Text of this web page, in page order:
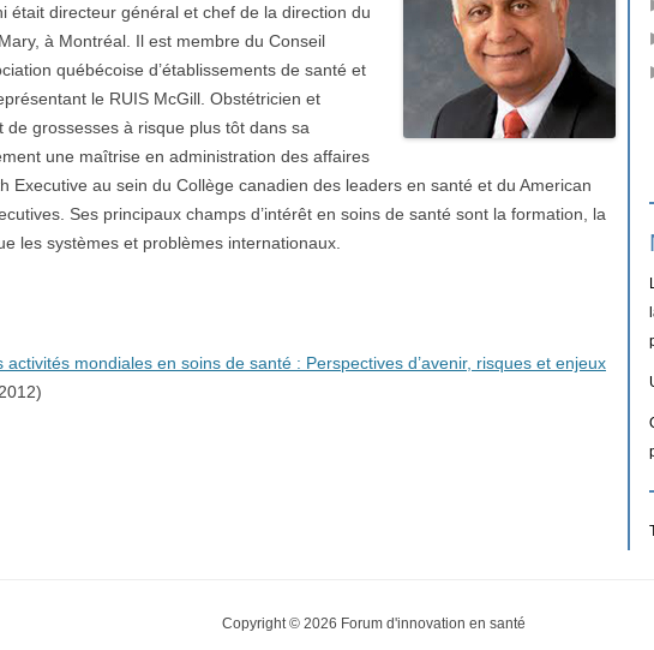
était directeur général et chef de la direction du
à Montréal. Il est membre du Conseil
québécoise d’établissements de santé et
le RUIS McGill. Obstétricien et
de grossesses à risque plus tôt dans sa
une maîtrise en administration des affaires
Executive au sein du Collège canadien des leaders en santé et du American
Ses principaux champs d’intérêt en soins de santé sont la formation, la
les systèmes et problèmes internationaux.
activités mondiales en soins de santé : Perspectives d’avenir, risques et enjeux
Copyright © 2026 Forum d'innovation en santé